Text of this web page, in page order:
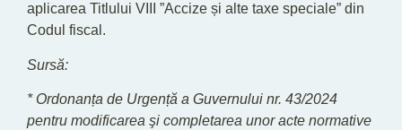
aplicarea Titlului VIII ”Accize și alte taxe speciale” din
Codul fiscal.
Sursă:
* Ordonanța de Urgență a Guvernului nr. 43/2024
pentru modificarea şi completarea unor acte normative